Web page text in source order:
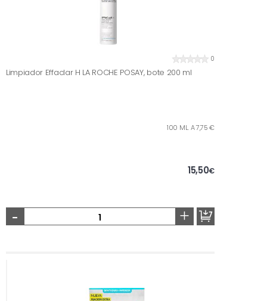
0
Limpiador Effaclar H LA ROCHE POSAY, bote 200 ml
100 ML. A 7,75 €
15,50€
- +